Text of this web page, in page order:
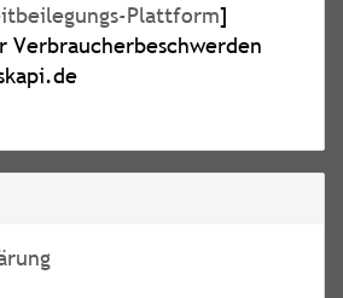
Plattform]
Verbraucherbeschwerden